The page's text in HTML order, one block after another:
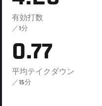
有効打数
／1分
0.77
平均テイクダウン
／15分